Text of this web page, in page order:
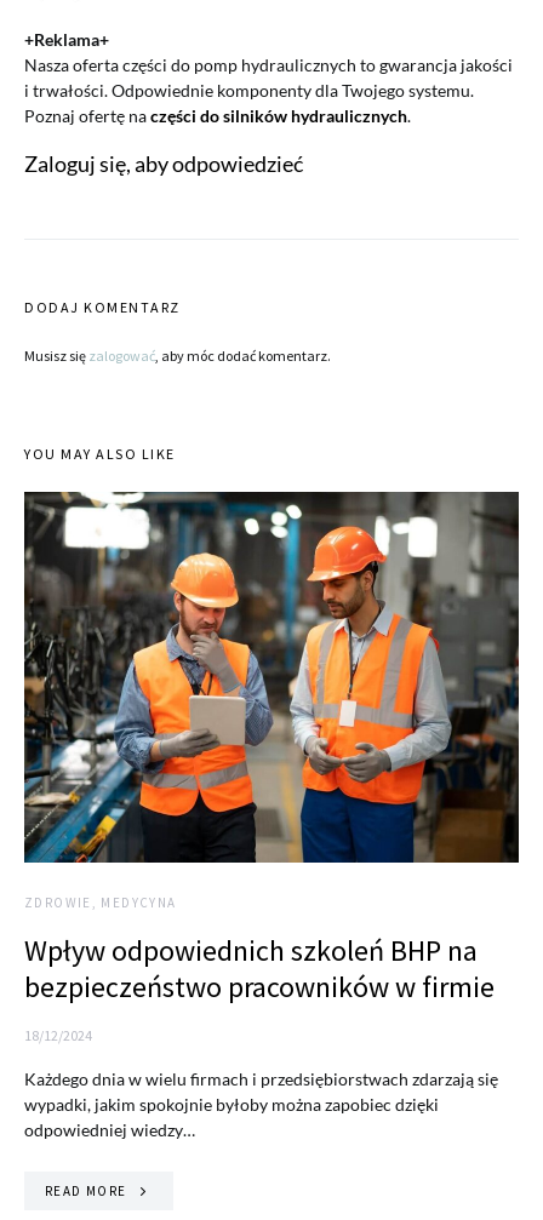
+Reklama+
Nasza oferta części do pomp hydraulicznych to gwarancja jakości
i trwałości. Odpowiednie komponenty dla Twojego systemu.
Poznaj ofertę naczęści do silników hydraulicznych.
Zaloguj się, aby odpowiedzieć
DODAJ KOMENTARZ
Musisz się zalogować, aby móc dodać komentarz.
YOU MAY ALSO LIKE
ZDROWIE, MEDYCYNA
Wpływ odpowiednich szkoleń BHP na
bezpieczeństwo pracowników w firmie
18/12/2024
Każdego dnia w wielu firmach i przedsiębiorstwach zdarzają się
wypadki, jakim spokojnie byłoby można zapobiec dzięki
odpowiedniej wiedzy…
READ MORE